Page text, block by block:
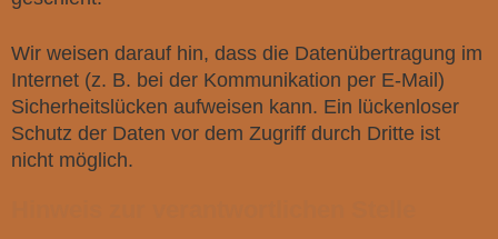
Wir weisen darauf hin, dass die Datenübertragung im
Internet (z. B. bei der Kommunikation per E-Mail)
Sicherheitslücken aufweisen kann. Ein lückenloser
Schutz der Daten vor dem Zugriff durch Dritte ist
nicht möglich.